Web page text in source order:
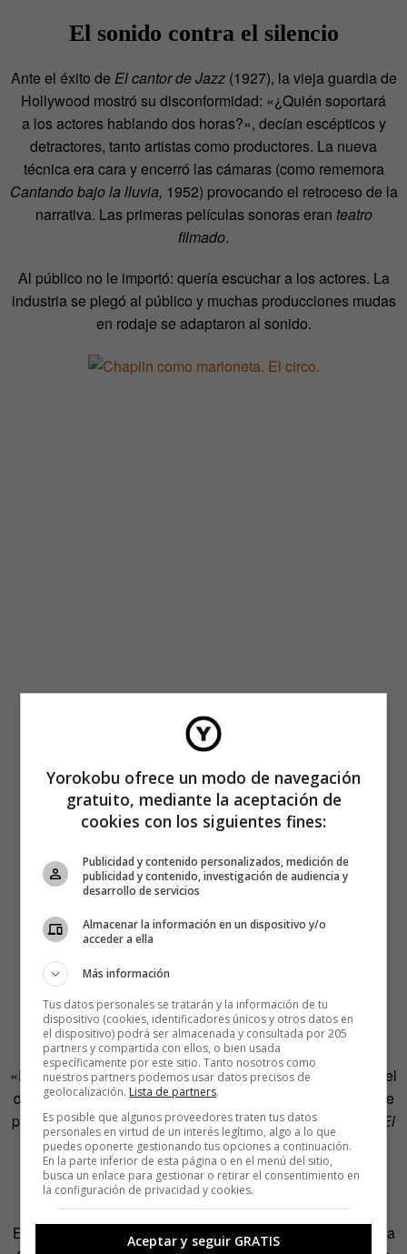
El sonido contra el silencio
Ante el éxito de El cantor de Jazz(1927), la vieja guardia de
Hollywood mostró su disconformidad: «¿Quién soportará
a los actores hablando dos horas?», decían escépticos y
detractores, tanto artistas como productores. La nueva
técnica era cara y encerró las cámaras (como rememora
Cantando bajo la lluvia, 1952) provocando el retroceso de la
narrativa. Las primeras películas sonoras eran teatro
filmado.
Al público no le importó: quería escuchar a los actores. La
industria se plegó al público y muchas producciones mudas
en rodaje se adaptaron al sonido.
El cine sonoro avanzó. La cámara ganó libertad. Aun así,
persistía cierta resistencia artística, resistencia ya inútil,
encabezada por Chaplin.
«El cine sonoro aniquila la gran belleza del silencio», dijo el
director deTiempos modernos(1936). Esta película recoge
por primera vez la voz de Chaplin ocho años después de
El
cantor de Jazz.
El cine contra la televisión
El auge de la televisión en Estados Unidos tras la Segunda
Yorokobu ofrece un modo de navegación
gratuito, mediante la aceptación de
cookies con los siguientes fines:
Publicidad y contenido personalizados, medición de
publicidad y contenido, investigación de audiencia y
desarrollo de servicios
Almacenar la información en un dispositivo y/o
acceder a ella
Más información
Tus datos personales se tratarán y la información de tu
dispositivo (cookies, identificadores únicos y otros datos en
el dispositivo) podrá ser almacenada y consultada por 205
partners y compartida con ellos, o bien usada
específicamente por este sitio. Tanto nosotros como
nuestros partners podemos usar datos precisos de
geolocalización. Lista de partners.
Es posible que algunos proveedores traten tus datos
personales en virtud de un interés legítimo, algo a lo que
puedes oponerte gestionando tus opciones a continuación.
En la parte inferior de esta página o en el menú del sitio,
busca un enlace para gestionar o retirar el consentimiento en
la configuración de privacidad y cookies.
Aceptar y seguir GRATIS